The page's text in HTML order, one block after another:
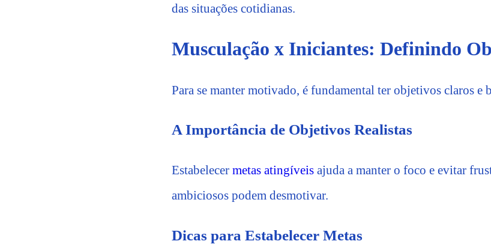
das situações cotidianas.
Musculação x Iniciantes: Definindo
Para se manter motivado, é fundamental ter objetivos claros e
A Importância de Objetivos Realistas
Estabelecer metas atingíveis ajuda a manter o foco e evitar
ambiciosos podem desmotivar.
Dicas para Estabelecer Metas